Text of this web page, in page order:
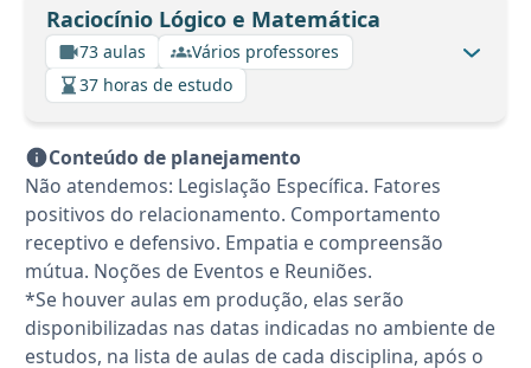
Raciocínio Lógico e Matemática
73 aulas
Vários professores
37 horas de estudo
Conteúdo de planejamento
Não atendemos: Legislação Específica. Fatores
positivos do relacionamento. Comportamento
receptivo e defensivo. Empatia e compreensão
mútua. Noções de Eventos e Reuniões.
*Se houver aulas em produção, elas serão
disponibilizadas nas datas indicadas no ambiente de
estudos, na lista de aulas de cada disciplina, após o